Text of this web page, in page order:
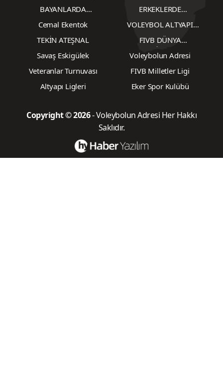
Yazarlardan
Türkiye Ligleri
Antrenörlerimiz
Plaj Voleybolu
Dünya FIVB-CEV
TVF
Voleybol Hakemleri ve
Gözlemcileri
Milli Takımlar
VOLEYBOLDA KONUK
BALKAN KUPASI
CEV Şampiyonlar Ligi
AXA SİGORTA KUPA
VOLEY
Cemal Ekentok
VOLEYBOL ALTYAPI
ŞAMPİYONASI
Savaş Eskigülek
Voleybolun Adresi
Veteranlar Turnuvası
FIVB Milletler Ligi